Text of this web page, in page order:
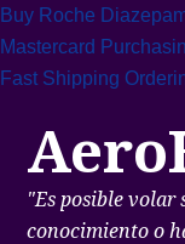
Buy Roche
Mastercard
Fast Shipping
"Es posible volar
conocimiento o